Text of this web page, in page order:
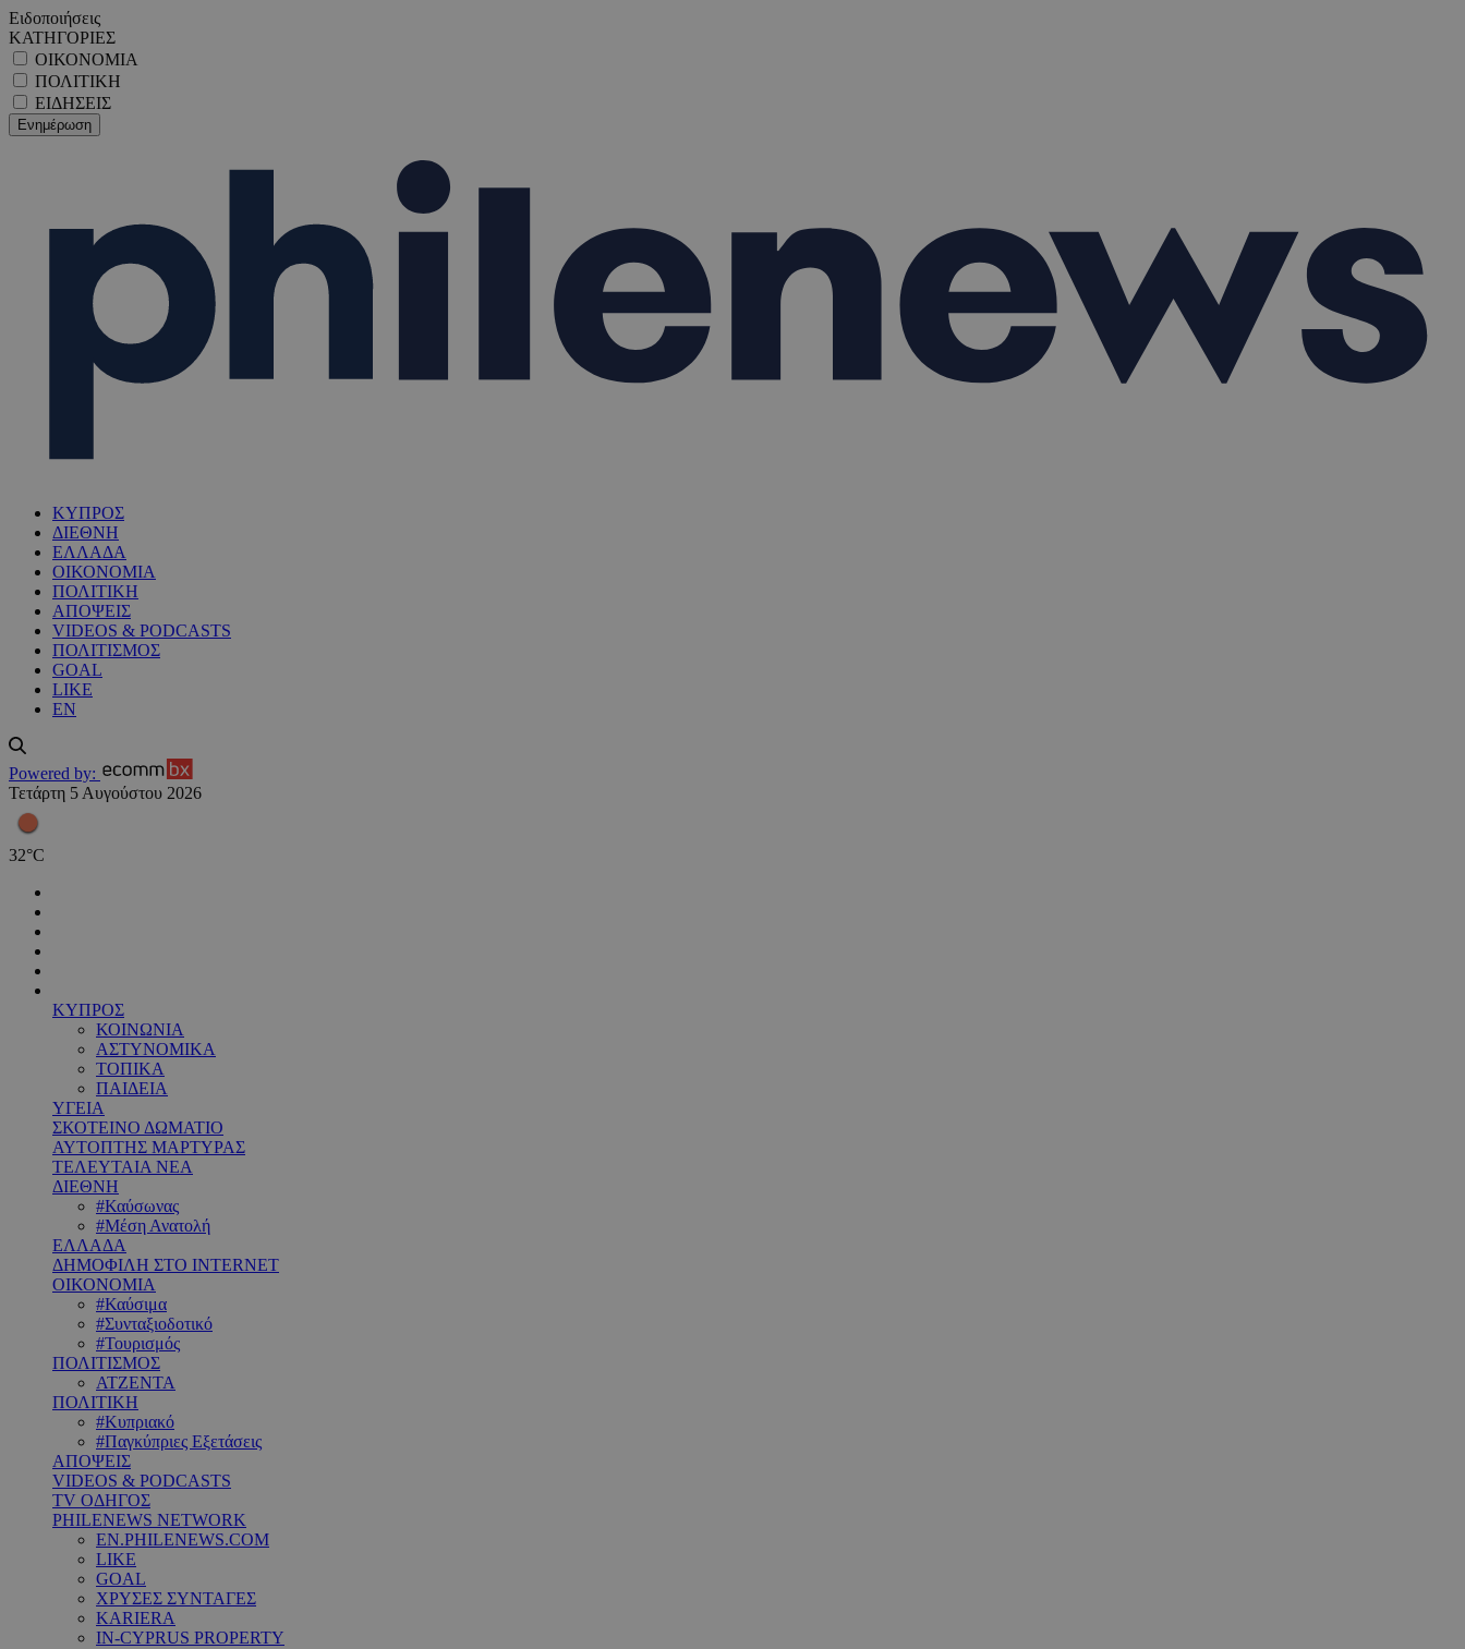
Ειδοποιήσεις
ΚΑΤΗΓΟΡΙΕΣ
ΟΙΚΟΝΟΜΙΑ
ΠΟΛΙΤΙΚΗ
ΕΙΔΗΣΕΙΣ
ΚΥΠΡΟΣ
ΔΙΕΘΝΗ
ΕΛΛΑΔΑ
ΟΙΚΟΝΟΜΙΑ
ΠΟΛΙΤΙΚΗ
ΑΠΟΨΕΙΣ
VIDEOS & PODCASTS
ΠΟΛΙΤΙΣΜΟΣ
GOAL
LIKE
EN
Powered by:
Τετάρτη 5 Αυγούστου 2026
32°C
ΚΥΠΡΟΣ
ΚΟΙΝΩΝΙΑ
ΑΣΤΥΝΟΜΙΚΑ
ΤΟΠΙΚΑ
ΠΑΙΔΕΙΑ
ΥΓΕΙΑ
ΣΚΟΤΕΙΝΟ ΔΩΜΑΤΙΟ
ΑΥΤΟΠΤΗΣ ΜΑΡΤΥΡΑΣ
ΤΕΛΕΥΤΑΙΑ ΝΕΑ
ΔΙΕΘΝΗ
#Καύσωνας
#Μέση Ανατολή
ΕΛΛΑΔΑ
ΔΗΜΟΦΙΛΗ ΣΤΟ INTERNET
ΟΙΚΟΝΟΜΙΑ
#Καύσιμα
#Συνταξιοδοτικό
#Τουρισμός
ΠΟΛΙΤΙΣΜΟΣ
ΑΤΖΕΝΤΑ
ΠΟΛΙΤΙΚΗ
#Κυπριακό
#Παγκύπριες Εξετάσεις
ΑΠΟΨΕΙΣ
VIDEOS & PODCASTS
TV ΟΔΗΓΟΣ
PHILENEWS NETWORK
EN.PHILENEWS.COM
LIKE
GOAL
ΧΡΥΣΕΣ ΣΥΝΤΑΓΕΣ
KARIERA
IN-CYPRUS PROPERTY